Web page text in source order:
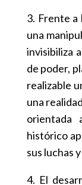
3. Frente a
una
invisibiliza
de poder,
realizable
una
orientada
histórico
sus luchas
4. El